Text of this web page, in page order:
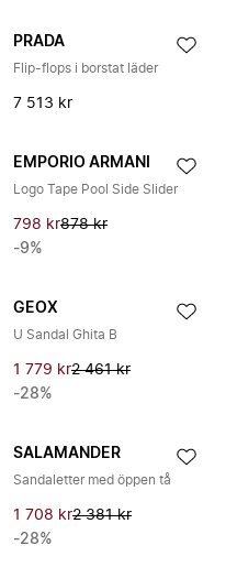
PRADA
Flip-flops i borstat läder
7 513 kr
EMPORIO ARMANI
Logo Tape Pool Side Slider
798 kr878 kr
-9%
GEOX
U Sandal Ghita B
1 779 kr2 461 kr
-28%
SALAMANDER
Sandaletter med öppen tå
1 708 kr2 381 kr
-28%